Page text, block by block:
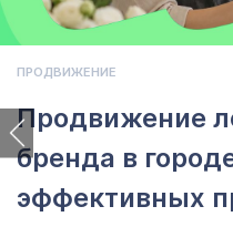
ПРОДВИЖЕНИЕ
Продвижение
бренда в
эффективных